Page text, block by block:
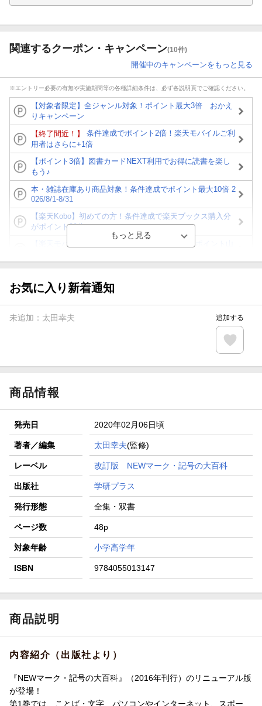
関連するクーポン・キャンペーン(10件)
開催中のキャンペーンをもっと見る
※エントリー必要の有無や実施期間等の各種詳細条件は、必ず各説明頁でご確認ください。
【対象者限定】全ジャンル対象！ポイント最大3倍 おかえ
りキャンペーン
【終了間近！】
条件達成でポイント2倍！楽天モバイルご利
用者はさらに+1倍
【ポイント3倍】図書カードNEXT利用でお得に読書を楽し
もう♪
本・雑誌在庫あり商品対象！条件達成でポイント最大10倍 2
026/8/1-8/31
【楽天Kobo】初めての方！条件達成で楽天ブックス購入分
がポイント20倍
【楽天モバイルご利用者限定】条件達成で100万ポイント山
ト山分け
エントリー＆3,000円以上購入で無料データSIM（3GB/月プ
楽天モバイル紹介キャンペーンの拡散で300円OFFクーポン
進呈
お気に入り新着通知
未追加： 太田幸夫 追加する
商品情報
発売日 2020年02月06日頃
著者／編集 太田幸夫(監修)
レーベル 改訂版 NEWマーク・記号の大百科
出版社 学研プラス
発行形態 全集・双書
ページ数 48p
対象年齢 小学高学年
ISBN 9784055013147
商品説明
内容紹介（出版社より）
『NEWマーク・記号の大百科』（2016年刊行）のリニューアル版
が登場！
第1巻では、ことば・文字、パソコンやインターネット、スポー